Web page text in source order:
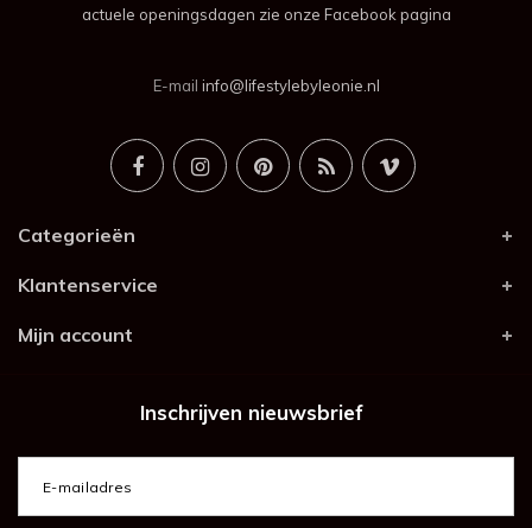
actuele openingsdagen zie onze Facebook pagina
E-mail info@lifestylebyleonie.nl
Categorieën
Klantenservice
Mijn account
Inschrijven nieuwsbrief